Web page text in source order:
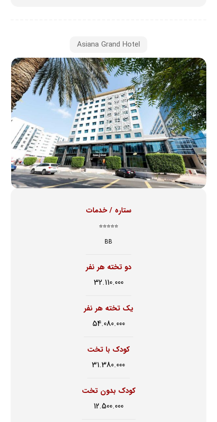
Asiana Grand Hotel
ستاره / خدمات
⭐⭐⭐⭐⭐
BB
دو تخته هر نفر
32.110.000
یک تخته هر نفر
54.080.000
کودک با تخت
31.380.000
کودک بدون تخت
12.500.000